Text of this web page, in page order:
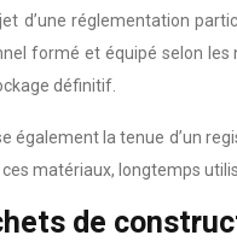
d’une réglementation
formé et équipé selon
définitif.
également la tenue d’un
matériaux, longtemps
de